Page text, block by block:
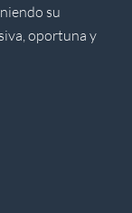
su
oportuna y